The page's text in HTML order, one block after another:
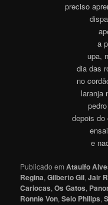
preciso
a
upa,
dia das
no
laranja
depois do
e
Publicado em Ataulfo
Regina,Gilberto Gil,Jair
Cariocas,Os Gatos,
Ronnie Von,Selo Philips,